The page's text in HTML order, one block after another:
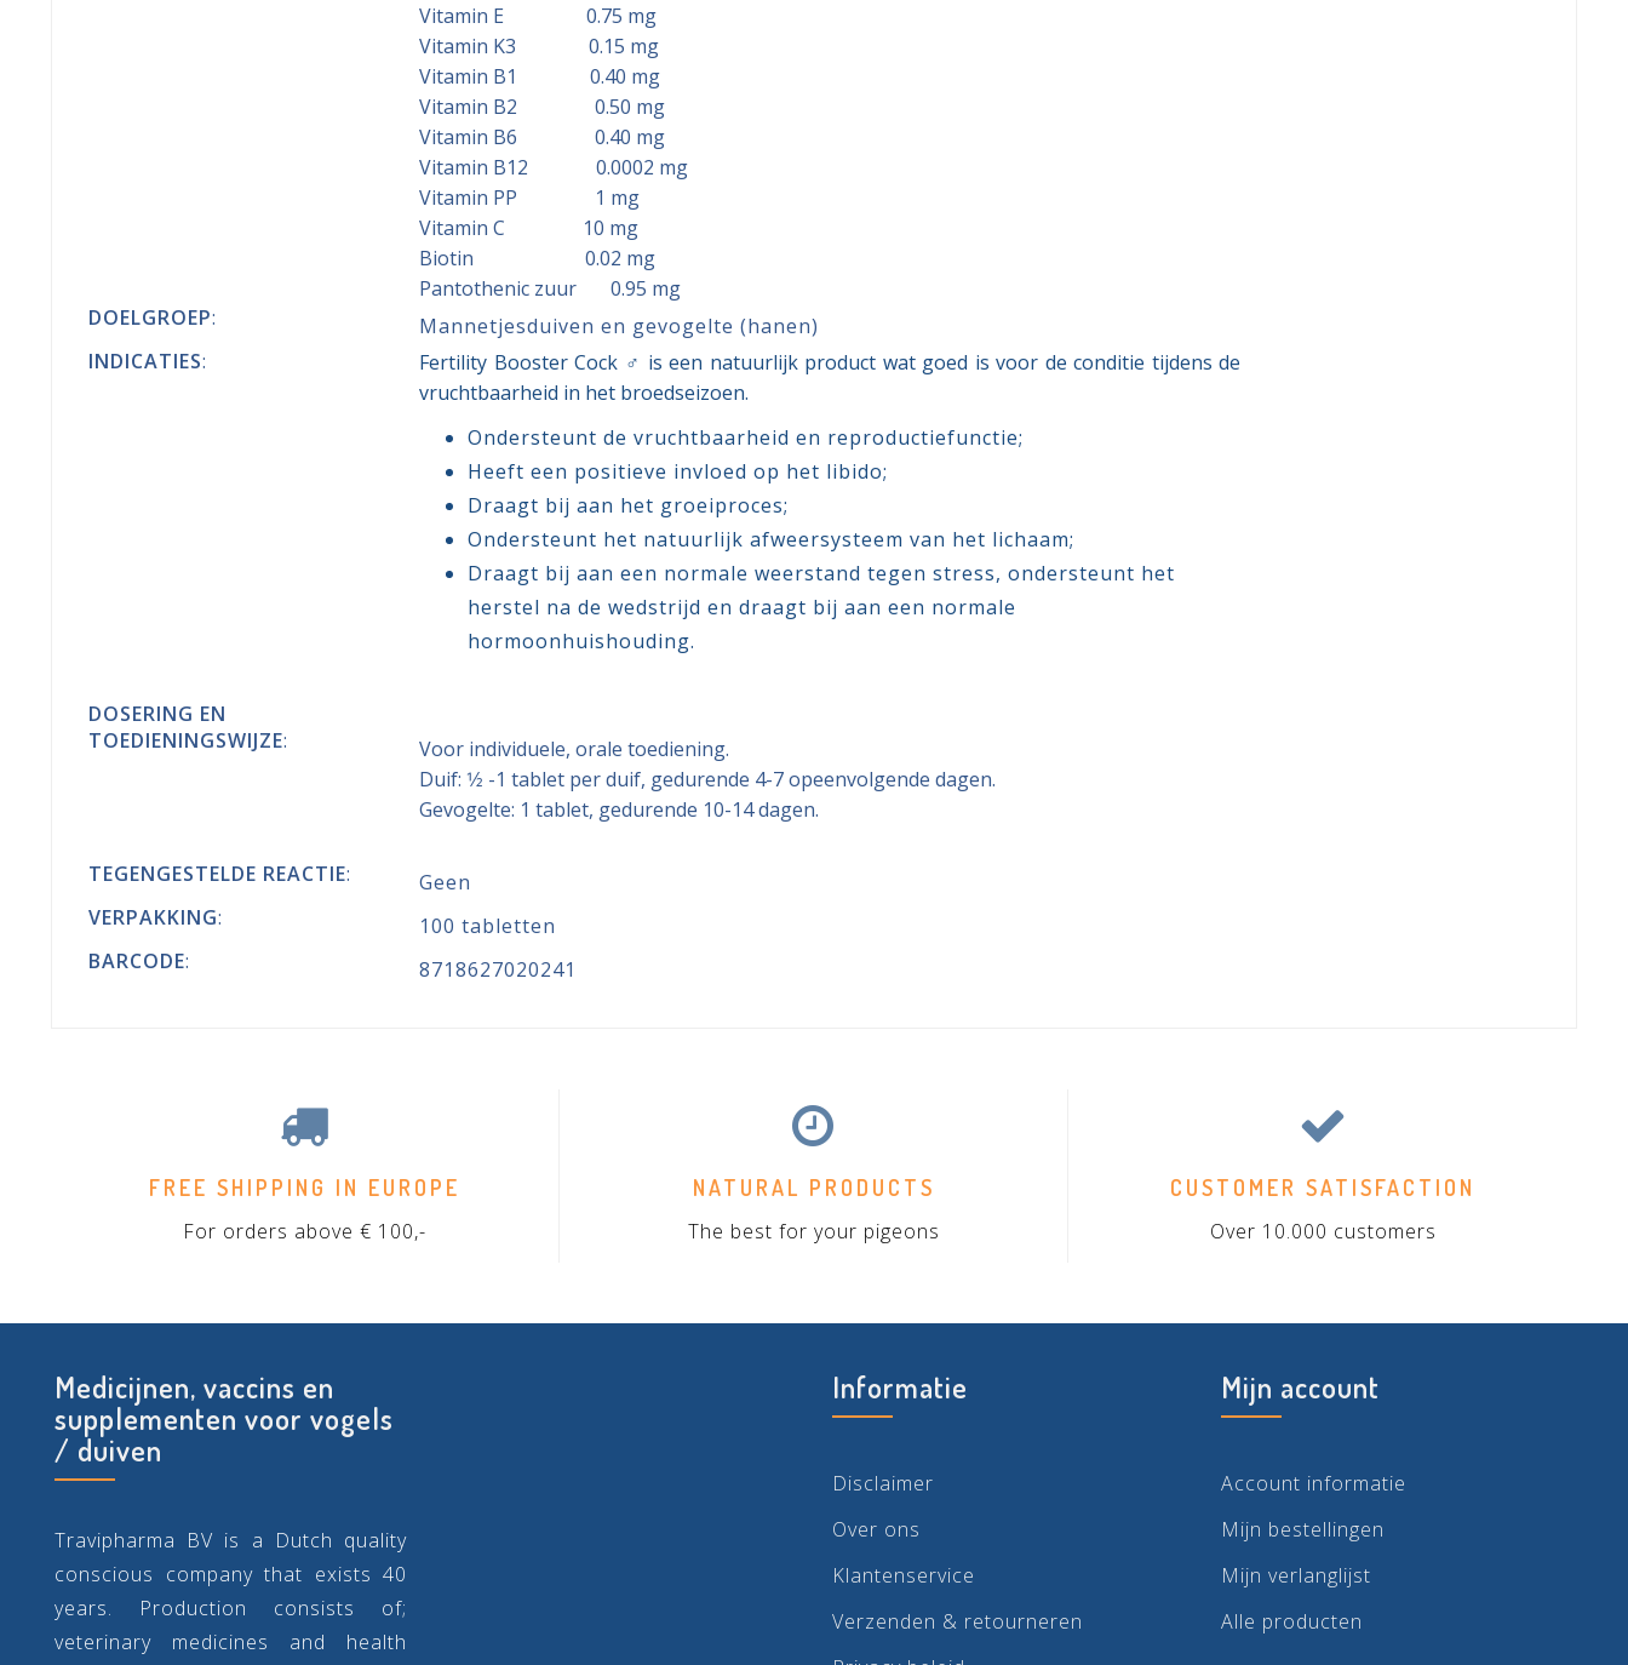
Vitamin E 0.75 mg
Vitamin K3 0.15 mg
Vitamin B1 0.40 mg
Vitamin B2 0.50 mg
Vitamin B6 0.40 mg
Vitamin B12 0.0002 mg
Vitamin PP 1 mg
Vitamin C 10 mg
Biotin 0.02 mg
Pantothenic zuur 0.95 mg
DOELGROEP:
Mannetjesduiven en gevogelte (hanen)
INDICATIES:
Fertility Booster Cock ♂ is een natuurlijk product wat goed is voor de conditie tijdens de
vruchtbaarheid in het broedseizoen.
Ondersteunt de vruchtbaarheid en reproductiefunctie;
Heeft een positieve invloed op het libido;
Draagt bij aan het groeiproces;
Ondersteunt het natuurlijk afweersysteem van het lichaam;
Draagt bij aan een normale weerstand tegen stress, ondersteunt het
herstel na de wedstrijd en draagt bij aan een normale
hormoonhuishouding.
DOSERING EN
TOEDIENINGSWIJZE:
Voor individuele, orale toediening.
Duif: 1⁄2 -1 tablet per duif, gedurende 4-7 opeenvolgende dagen.
Gevogelte: 1 tablet, gedurende 10-14 dagen.
TEGENGESTELDE REACTIE:
Geen
VERPAKKING:
100 tabletten
BARCODE: 8718627020241
FREE SHIPPING IN EUROPE
For orders above € 100,-
NATURAL PRODUCTS
The best for your pigeons
CUSTOMER SATISFACTION
Over 10.000 customers
Medicijnen, vaccins en
supplementen voor vogels
/ duiven
Travipharma BV is a Dutch quality
conscious company that exists 40
years. Production consists of;
veterinary medicines and health
Informatie
Disclaimer
Over ons
Klantenservice
Verzenden & retourneren
Mijn account
Account informatie
Mijn bestellingen
Mijn verlanglijst
Alle producten